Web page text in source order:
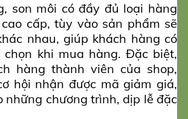
son môi có đầy đủ loại hàng
cấp, tùy vào sản phẩm sẽ
nhau, giúp khách hàng có
chọn khi mua hàng. Đặc biệt,
hàng thành viên của shop,
hội nhận được mã giảm giá,
những chương trình, dịp lễ đặc